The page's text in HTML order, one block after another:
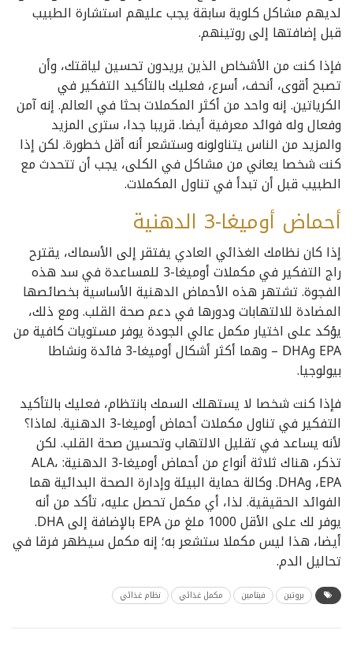
لديهم مشاكل كلوية سابقة يجب عليهم استشارة الطبيب
قبل إضافتها إلى روتينهم.
فإذا كنت من الأشخاص الذين يريدون تحسين لياقتك، وأن
تصبح أقوى، أنحف، أسرع، فعليك بالتأكيد التفكير في
الكرياتين. إنه واحد من أكثر المكملات بحثا في العالم. إنه آمن
وفعال وله فوائد معرفية أيضا. قريبا جدا، سترى المزيد
والمزيد من الناس يتناولونه وستشعر أنه أقل خطورة. لكن إذا
كنت شخصا يعاني من مشاكل في الكلى، يجب أن تتحدث مع
الطبيب قبل أن تبدأ في تناول المكملات.
أحماض أوميغا-3 الدهنية
إذا كان نظامك الغذائي العادي يفتقر إلى الأسماك، يقترح
راج التفكير في مكملات أوميغا-3 للمساعدة في سد هذه
الفجوة. تشتهر هذه الأحماض الدهنية الأساسية بخصائصها
المضادة للالتهابات ودورها في دعم صحة القلب. ومع ذلك،
يؤكد على اختيار مكمل عالي الجودة يوفر مستويات كافية من
EPA وDHA – وهما أكثر أشكال أوميغا-3 فائدة ونشاطا
بيولوجيا.
فإذا كنت شخصا لا يستهلك السمك بانتظام، فعليك بالتأكيد
التفكير في تناول مكملات أحماض أوميغا-3 الدهنية. لماذا؟
لأنه يساعد في تقليل الالتهاب وتحسين صحة القلب. لكن
تذكر، هناك ثلاثة أنواع من أحماض أوميغا-3 الدهنية: ALA،
EPA، وDHA. وكالة حماية البيئة وإدارة الصحة البدائية هما
الفوائد الحقيقية. لذا، أي مكمل تحصل عليه، تأكد من أنه
يوفر لك على الأقل 1000 ملغ من EPA بالإضافة إلى DHA.
أيضا، هذا ليس مكملا ستشعر به؛ إنه مكمل سيظهر فرقا في
تحاليل الدم.
بروتين فيتامين مكمل غذائي نظام غذائي